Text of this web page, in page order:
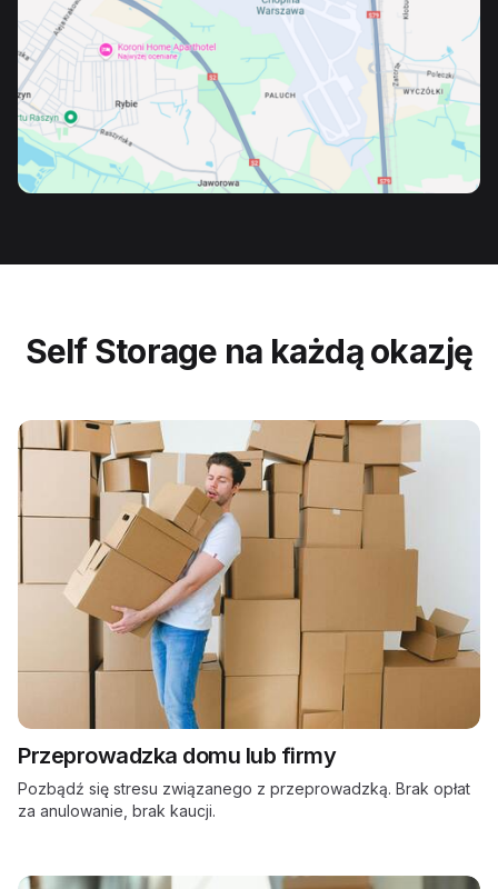
Self Storage na każdą okazję
Przeprowadzka domu lub firmy
Pozbądź się stresu związanego z przeprowadzką. Brak opłat
za anulowanie, brak kaucji.